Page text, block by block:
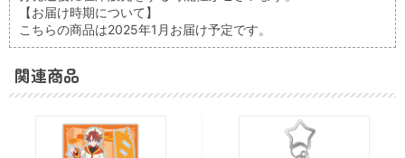
【お届け時期について】
こちらの商品は2025年1月お届け予定です。
関連商品